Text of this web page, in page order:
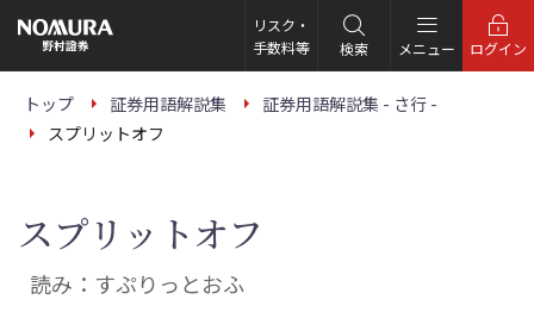
の
ー
リスク・
手数料等
検索 メニュー ログイン
トップ 証券用語解説集
証券用語解説集 - さ行 -
スプリットオフ
スプリットオフ
読み：すぷりっとおふ